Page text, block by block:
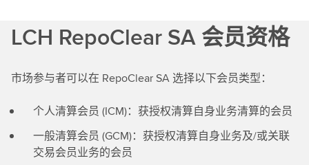
LCH RepoClear SA 会员资格
市场参与者可以在 RepoClear SA 选择以下会员类型：
个人清算会员 (ICM)：获授权清算自身业务清算的会员
一般清算会员 (GCM)：获授权清算自身业务及/或关联
交易会员业务的会员